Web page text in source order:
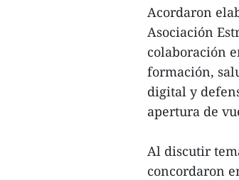
Acordaron
Asociación
colaboración
formación,
digital y
apertura de
Al discutir
concordaron